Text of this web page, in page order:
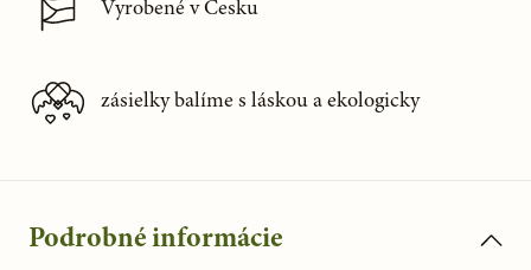
Vyrobené v Česku
zásielky balíme s láskou a ekologicky
Podrobné informácie